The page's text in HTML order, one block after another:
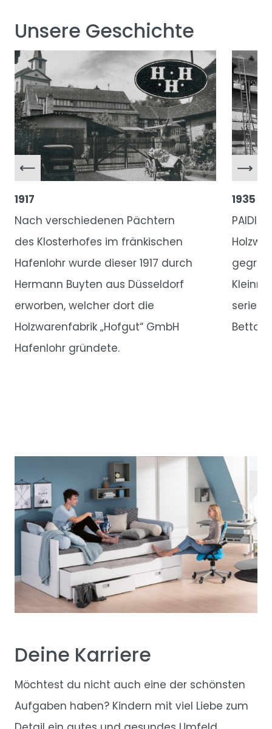
Unsere Geschichte
1917
Nach verschiedenen Pächtern
des Klosterhofes im fränkischen
Hafenlohr wurde dieser 1917 durch
Hermann Buyten aus Düsseldorf
erworben, welcher dort die
Holzwarenfabrik „Hofgut“ GmbH
Hafenlohr gründete.
1935
PAIDI
Deine Karriere
Möchtest du nicht auch eine der schönsten
Aufgaben haben? Kindern mit viel Liebe zum